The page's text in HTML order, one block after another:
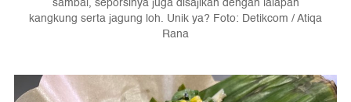
kangkung serta jagung loh. Unik ya? Foto: Detikcom / Atiqa
Rana